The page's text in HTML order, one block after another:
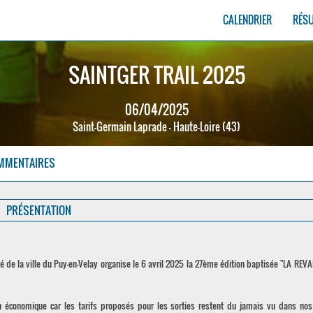
CALENDRIER
SAINTGER TRAIL 2025
06/04/2025
Saint-Germain Laprade - Haute-Loire (43)
PRÉSENTATION
la ville du Puy-en-Velay organise le 6 avril 2025 la 27ème édition baptisée "LA
économique car les tarifs proposés pour les sorties restent du jamais vu dans